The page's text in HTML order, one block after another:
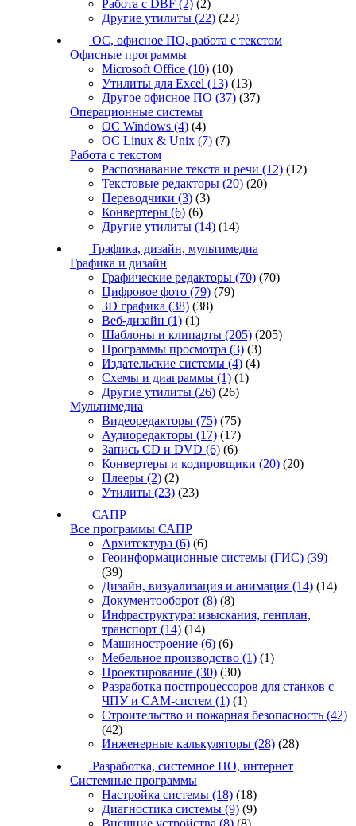
Работа с DBF (2) (2)
Другие утилиты (22) (22)
ОС, офисное ПО, работа с текстом
Офисные программы
Microsoft Office (10) (10)
Утилиты для Excel (13) (13)
Другое офисное ПО (37) (37)
Операционные системы
ОС Windows (4) (4)
ОС Linux & Unix (7) (7)
Работа с текстом
Распознавание текста и речи (12) (12)
Текстовые редакторы (20) (20)
Переводчики (3) (3)
Конвертеры (6) (6)
Другие утилиты (14) (14)
Графика, дизайн, мультимедиа
Графика и дизайн
Графические редакторы (70) (70)
Цифровое фото (79) (79)
3D графика (38) (38)
Веб-дизайн (1) (1)
Шаблоны и клипарты (205) (205)
Программы просмотра (3) (3)
Издательские системы (4) (4)
Схемы и диаграммы (1) (1)
Другие утилиты (26) (26)
Мультимедиа
Видеоредакторы (75) (75)
Аудиоредакторы (17) (17)
Запись CD и DVD (6) (6)
Конвертеры и кодировщики (20) (20)
Плееры (2) (2)
Утилиты (23) (23)
САПР
Все программы САПР
Архитектура (6) (6)
Геоинформационные системы (ГИС) (39)
(39)
Дизайн, визуализация и анимация (14) (14)
Документооборот (8) (8)
Инфраструктура: изыскания, генплан,
транспорт (14) (14)
Машиностроение (6) (6)
Мебельное производство (1) (1)
Проектирование (30) (30)
Разработка постпроцессоров для станков с
ЧПУ и CAM-систем (1) (1)
Строительство и пожарная безопасность (42)
(42)
Инженерные калькуляторы (28) (28)
Разработка, системное ПО, интернет
Системные программы
Настройка системы (18) (18)
Диагностика системы (9) (9)
Внешние устройства (8) (8)